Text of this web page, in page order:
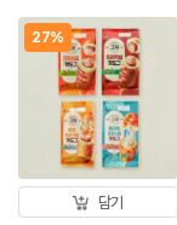
27%
담기